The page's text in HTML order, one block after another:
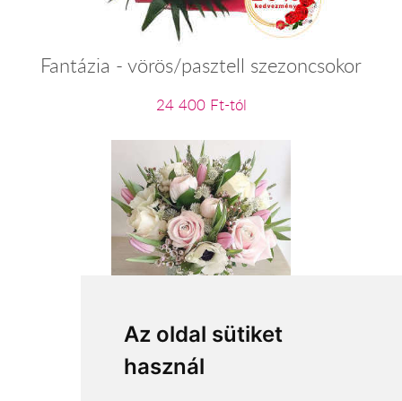
Az oldal sütiket
használ
Fantázia - vörös/pasztell szezoncsokor
24 400 Ft-tól
Meghitt pillanat
23 200 Ft-tól